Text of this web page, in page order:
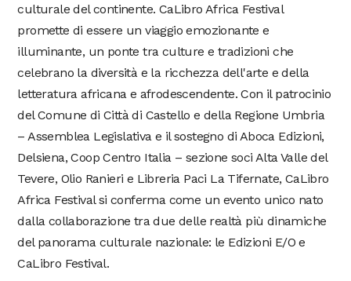
culturale del continente. CaLibro Africa Festival
promette di essere un viaggio emozionante e
illuminante, un ponte tra culture e tradizioni che
celebrano la diversità e la ricchezza dell'arte e della
letteratura africana e afrodescendente. Con il patrocinio
del Comune di Città di Castello e della Regione Umbria
– Assemblea Legislativa e il sostegno di Aboca Edizioni,
Delsiena, Coop Centro Italia – sezione soci Alta Valle del
Tevere, Olio Ranieri e Libreria Paci La Tifernate, CaLibro
Africa Festival si conferma come un evento unico nato
dalla collaborazione tra due delle realtà più dinamiche
del panorama culturale nazionale: le Edizioni E/O e
CaLibro Festival.